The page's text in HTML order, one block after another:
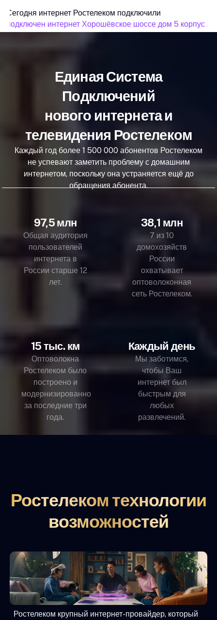
Сегодня интернет Ростелеком подключили
подключен интернет Хорошёвское шоссе дом 5 корпус 2
Единая Система
Подключений
нового интернета и
телевидения Ростелеком
Каждый год более 1 500 000 абонентов Ростелеком
не успевают заметить проблему с домашним
интернетом, поскольку она устраняется ещё до
обращения абонента.
97,5 млн
Общая аудитория
пользователей
интернета в
России старше 12
лет.
38,1 млн
7 из 10
домохозяйств
России
охватывает
оптоволоконная
сеть Ростелеком.
15 тыс. км
Оптоволокна
Ростелеком было
построено и
модернизированно
за последние три
года.
Каждый день
Мы заботимся,
чтобы Ваш
интернет был
быстрым для
любых
развлечений.
Ростелеком технологии
возможностей
Ростелеком крупный интернет-провайдер, который